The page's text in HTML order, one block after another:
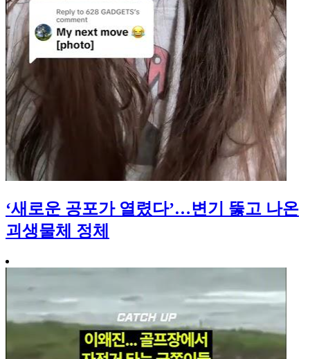
‘새로운 공포가 열렸다’…변기 뚫고 나온
괴생물체 정체